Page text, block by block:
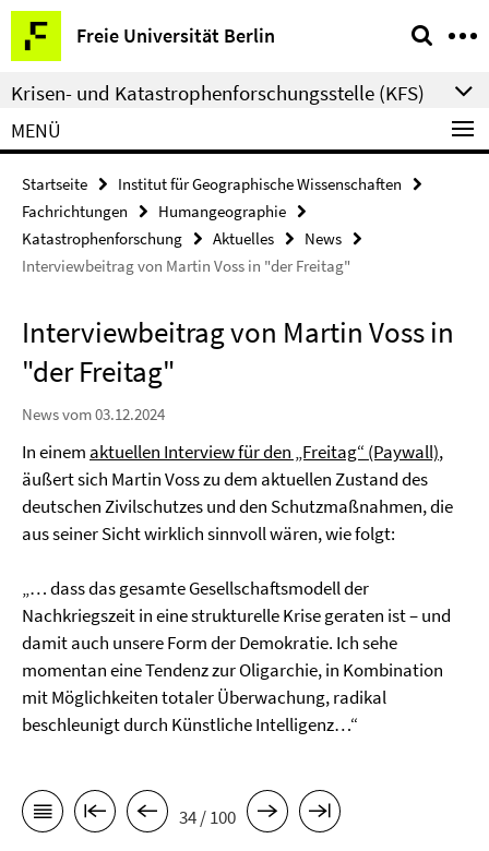
Springe
direkt
zu
Inhalt
Freie Universität Berlin
Service-
Navigation
Krisen- und Katastrophenforschungsstelle (KFS)
MENÜ
Startseite
Institut für Geographische Wissenschaften
Fachrichtungen
Humangeographie
Katastrophenforschung
Aktuelles
News
Interviewbeitrag von Martin Voss in "der Freitag"
Interviewbeitrag von Martin Voss in
"der Freitag"
News vom 03.12.2024
In einem aktuellen Interview für den „Freitag“ (Paywall),
äußert sich Martin Voss zu dem aktuellen Zustand des
deutschen Zivilschutzes und den Schutzmaßnahmen, die
aus seiner Sicht wirklich sinnvoll wären, wie folgt:
„… dass das gesamte Gesellschaftsmodell der
Nachkriegszeit in eine strukturelle Krise geraten ist – und
damit auch unsere Form der Demokratie. Ich sehe
momentan eine Tendenz zur Oligarchie, in Kombination
mit Möglichkeiten totaler Überwachung, radikal
beschleunigt durch Künstliche Intelligenz…“
34 / 100